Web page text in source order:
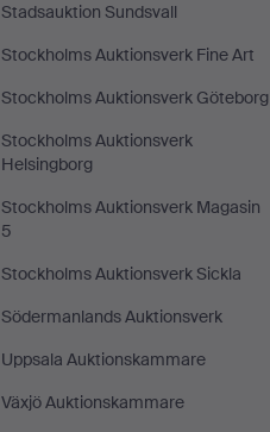
Stadsauktion Sundsvall
Stockholms Auktionsverk Fine Art
Stockholms Auktionsverk Göteborg
Stockholms Auktionsverk
Helsingborg
Stockholms Auktionsverk Magasin
5
Stockholms Auktionsverk Sickla
Södermanlands Auktionsverk
Uppsala Auktionskammare
Växjö Auktionskammare